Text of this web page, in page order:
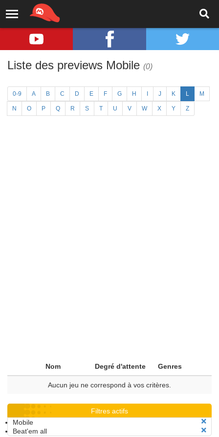
Liste des previews Mobile (0)
0-9 A B C D E F G H J K L M
N O P Q R S T U V W X Y Z
Nom Degré d'attente Genres
Aucun jeu ne correspond à vos critères.
Filtres actifs
Mobile
Beat'em all